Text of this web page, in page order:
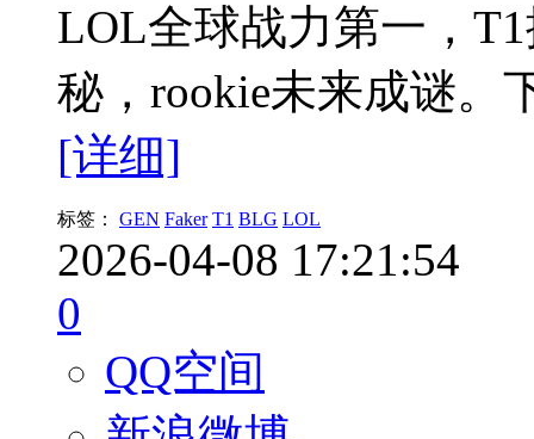
LOL全球战力第一，
秘，rookie未来成谜。
[详细]
标签： GEN Faker T1 BLG LOL
2026-04-08 17:21:54
0
QQ空间